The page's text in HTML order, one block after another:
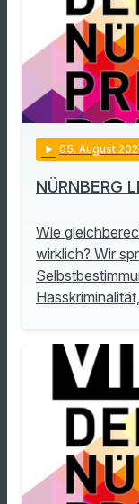
play_arrow 05. August
NÜRNBERG
Wie
wirklich? Wir